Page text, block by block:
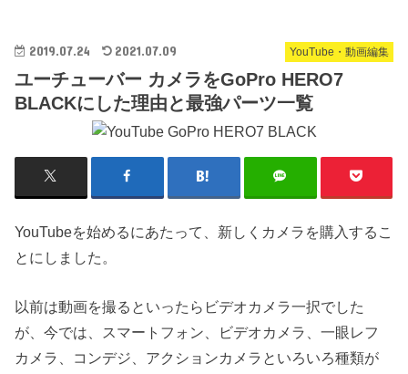
YouTube・動画編集
2019.07.24 2021.07.09
ユーチューバー カメラをGoPro HERO7
BLACKにした理由と最強パーツ一覧
YouTubeを始めるにあたって、新しくカメラを購入するこ
とにしました。
以前は動画を撮るといったらビデオカメラ一択でした
が、今では、スマートフォン、ビデオカメラ、一眼レフ
カメラ、コンデジ、アクションカメラといろいろ種類が